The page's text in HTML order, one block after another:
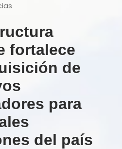
fortalece
de
para
del país